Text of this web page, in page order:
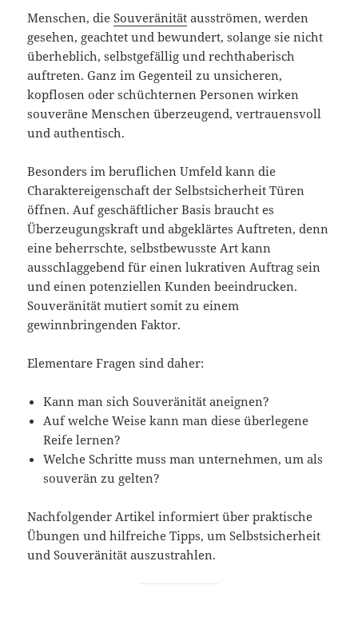
Menschen, dieSouveränität ausströmen, werden
gesehen, geachtet und bewundert, solange sie nicht
überheblich, selbstgefällig und rechthaberisch
auftreten. Ganz im Gegenteil zu unsicheren,
kopflosen oder schüchternen Personen wirken
souveräne Menschen überzeugend, vertrauensvoll
und authentisch.
Besonders im beruflichen Umfeld kann die
Charaktereigenschaft der Selbstsicherheit Türen
öffnen. Auf geschäftlicher Basis braucht es
Überzeugungskraft und abgeklärtes Auftreten, denn
eine beherrschte, selbstbewusste Art kann
ausschlaggebend für einen lukrativen Auftrag sein
und einen potenziellen Kunden beeindrucken.
Souveränität mutiert somit zu einem
gewinnbringenden Faktor.
Elementare Fragen sind daher:
Kann man sich Souveränität aneignen?
Auf welche Weise kann man diese überlegene
Reife lernen?
Welche Schritte muss man unternehmen, um als
souverän zu gelten?
Nachfolgender Artikel informiert über praktische
Übungen und hilfreiche Tipps, um Selbstsicherheit
und Souveränität auszustrahlen.